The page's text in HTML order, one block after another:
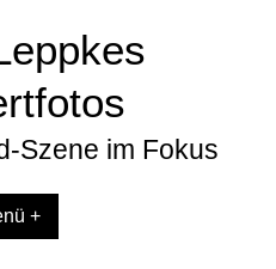
Szene im Fokus
+